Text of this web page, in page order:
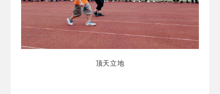
顶天立地